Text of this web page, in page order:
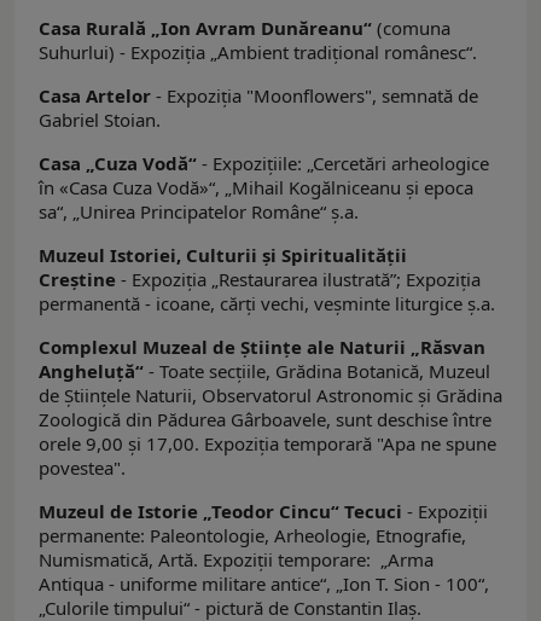
Casa Rurală „Ion Avram Dunăreanu“ (comuna
Suhurlui) - Expoziţia „Ambient tradiţional românesc“.
Casa Artelor - Expoziţia "Moonflowers", semnată de
Gabriel Stoian.
Casa „Cuza Vodă“ - Expoziţiile: „Cercetări arheologice
în «Casa Cuza Vodă»“, „Mihail Kogălniceanu şi epoca
sa“, „Unirea Principatelor Române“ ş.a.
Muzeul Istoriei, Culturii şi Spiritualităţii
Creştine - Expoziţia „Restaurarea ilustrată”; Expoziţia
permanentă - icoane, cărţi vechi, veşminte liturgice ş.a.
Complexul Muzeal de Ştiinţe ale Naturii „Răsvan
Angheluţă“ - Toate secţiile, Grădina Botanică, Muzeul
de Ştiinţele Naturii, Observatorul Astronomic şi Grădina
Zoologică din Pădurea Gârboavele, sunt deschise între
orele 9,00 şi 17,00. Expoziţia temporară "Apa ne spune
povestea".
Muzeul de Istorie „Teodor Cincu“ Tecuci - Expoziţii
permanente: Paleontologie, Arheologie, Etnografie,
Numismatică, Artă. Expoziţii temporare: „Arma
Antiqua - uniforme militare antice“, „Ion T. Sion - 100“,
„Culorile timpului“ - pictură de Constantin Ilaş.